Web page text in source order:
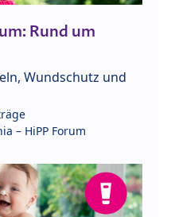
Rund um
Wundschutz und
– HiPP Forum